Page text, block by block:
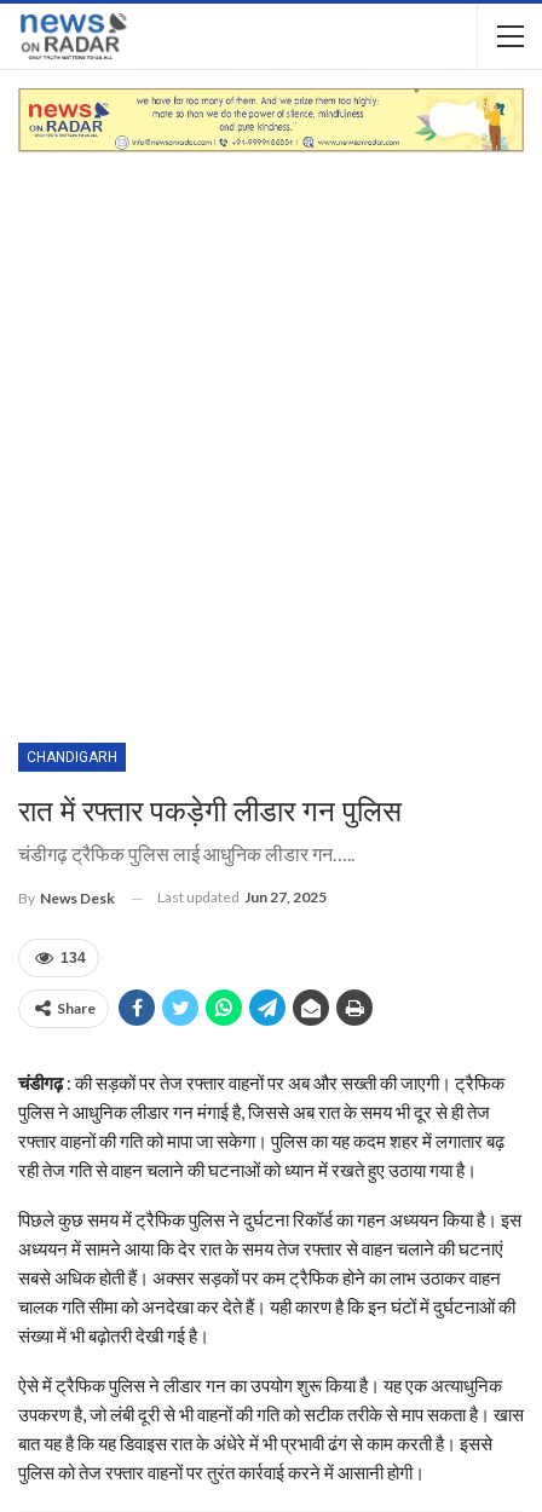
CHANDIGARH
रात में रफ्तार पकड़ेगी लीडार गन पुलिस
चंडीगढ़ ट्रैफिक पुलिस लाई आधुनिक लीडार गन…..
By News Desk Last updated Jun 27, 2025
134
Share
चंडीगढ़: की सड़कों पर तेज रफ्तार वाहनों पर अब और सख्ती की जाएगी। ट्रैफिक
पुलिस ने आधुनिक लीडार गन मंगाई है, जिससे अब रात के समय भी दूर से ही तेज
रफ्तार वाहनों की गति को मापा जा सकेगा। पुलिस का यह कदम शहर में लगातार बढ़
रही तेज गति से वाहन चलाने की घटनाओं को ध्यान में रखते हुए उठाया गया है।
पिछले कुछ समय में ट्रैफिक पुलिस ने दुर्घटना रिकॉर्ड का गहन अध्ययन किया है। इस
अध्ययन में सामने आया कि देर रात के समय तेज रफ्तार से वाहन चलाने की घटनाएं
सबसे अधिक होती हैं। अक्सर सड़कों पर कम ट्रैफिक होने का लाभ उठाकर वाहन
चालक गति सीमा को अनदेखा कर देते हैं। यही कारण है कि इन घंटों में दुर्घटनाओं की
संख्या में भी बढ़ोतरी देखी गई है।
ऐसे में ट्रैफिक पुलिस ने लीडार गन का उपयोग शुरू किया है। यह एक अत्याधुनिक
उपकरण है, जो लंबी दूरी से भी वाहनों की गति को सटीक तरीके से माप सकता है। खास
बात यह है कि यह डिवाइस रात के अंधेरे में भी प्रभावी ढंग से काम करती है। इससे
पुलिस को तेज रफ्तार वाहनों पर तुरंत कार्रवाई करने में आसानी होगी।